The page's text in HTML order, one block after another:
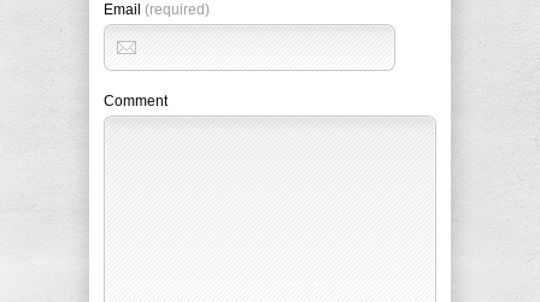
Email (required)
Comment